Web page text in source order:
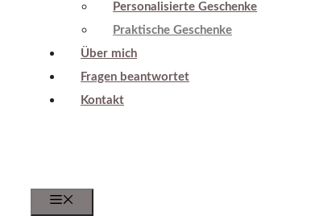
Personalisierte Geschenke
Praktische Geschenke
Über mich
Fragen beantwortet
Kontakt